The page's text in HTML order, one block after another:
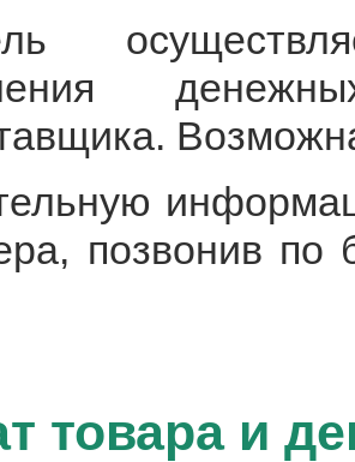
позвонив по
товара и